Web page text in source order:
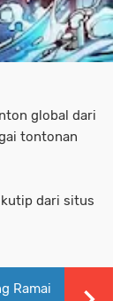
global dari
tontonan
dari situs
Ramai